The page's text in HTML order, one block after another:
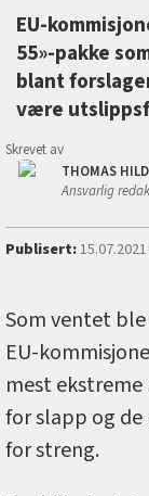
EU-
55»-pakke
blant
være
Skrevet av
THOMAS
Ansvarlig
Publisert:
Som ventet
EU-
mest
for slapp og de
for streng.